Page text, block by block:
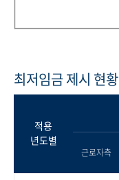
최저임금 제시 현황
적용
년도별
근로자측